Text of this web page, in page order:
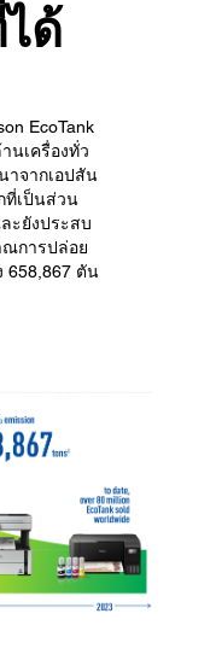
ด้
EcoTank
นเครื่องทั่ว
จากเอปสัน
ที่เป็นส่วน
ะยังประสบ
ณการปล่อย
658,867 ตัน